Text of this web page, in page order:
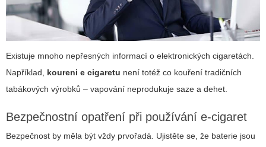
Existuje mnoho nepřesných informací o elektronických cigaretách.
Například, koureni e cigaretu není totéž co kouření tradičních
tabákových výrobků – vapování neprodukuje saze a dehet.
Bezpečnostní opatření při používání e-cigaret
Bezpečnost by měla být vždy prvořadá. Ujistěte se, že baterie jsou